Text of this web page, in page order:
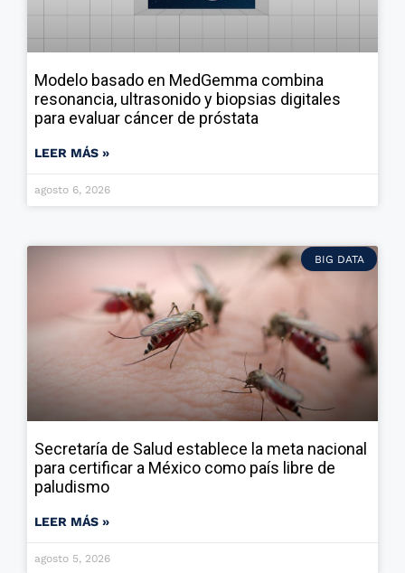
Modelo basado en MedGemma combina
resonancia, ultrasonido y biopsias digitales
para evaluar cáncer de próstata
LEER MÁS »
agosto 6, 2026
BIG DATA
Secretaría de Salud establece la meta nacional
para certificar a México como país libre de
paludismo
LEER MÁS »
agosto 5, 2026